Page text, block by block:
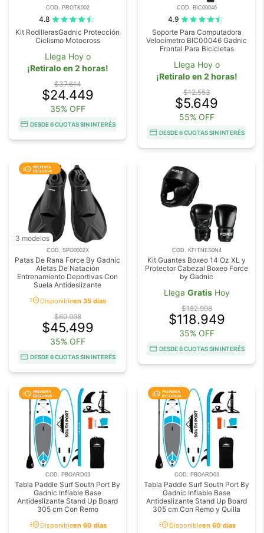
COD. PROTK002
4.8
Kit RodillerasGadnic Protección
Ciclismo Motocross
Llega Hoy o
¡Retiralo en 2 horas!
$37.614
$24.449
35% OFF
DESDE 6 CUOTAS SIN INTERÉS
COD. BIC00046
4.9
Soporte Para Computadora
Velocímetro BIC00046 Gadnic
Frontal Para Bicicletas
Llega Hoy o
¡Retiralo en 2 horas!
$12.553
$5.649
55% OFF
DESDE 6 CUOTAS SIN INTERÉS
3 modelos
COD. SPO0002X
Patas De Rana Force By Gadnic
Aletas De Natación
Entrenamiento Deportivas Con
Suela Antideslizante
acuteDisponibleen 35 días
$69.998
$45.499
35% OFF
DESDE 6 CUOTAS SIN INTERÉS
COD. KFITNES0N4
Kit Guantes Boxeo 14 Oz XL y
Protector Cabezal Boxeo Force
by Gadnic
Llega GratisHoy
$182.998
$118.949
35% OFF
DESDE 6 CUOTAS SIN INTERÉS
COD. PBOARD03
Tabla Paddle Surf South Port By
Gadnic Inflable Base
Antideslizante Stand Up Board
305 cm Con Remo
acuteDisponibleen 60 días
COD. PBOARD03
Tabla Paddle Surf South Port By
Gadnic Inflable Base
Antideslizante Stand Up Board
305 cm Con Remo y Quilla
acuteDisponibleen 60 días